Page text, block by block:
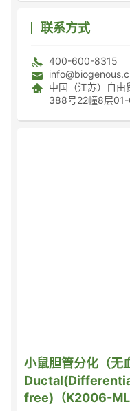
联系方式
400-600-8315
中国（江苏）自由
388号22幢8层
小鼠胆管分化（
free)（K2006-